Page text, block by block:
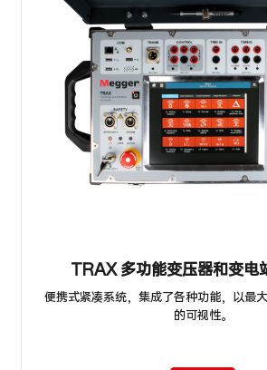
TRAX 多功能变压器和变电
便携式紧凑系统，集成了各种功能，以最
的可视性。